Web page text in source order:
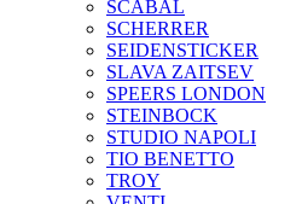
SCABAL
SCHERRER
SEIDENSTICKER
SLAVA ZAITSEV
SPEERS LONDON
STEINBOCK
STUDIO NAPOLI
TIO BENETTO
TROY